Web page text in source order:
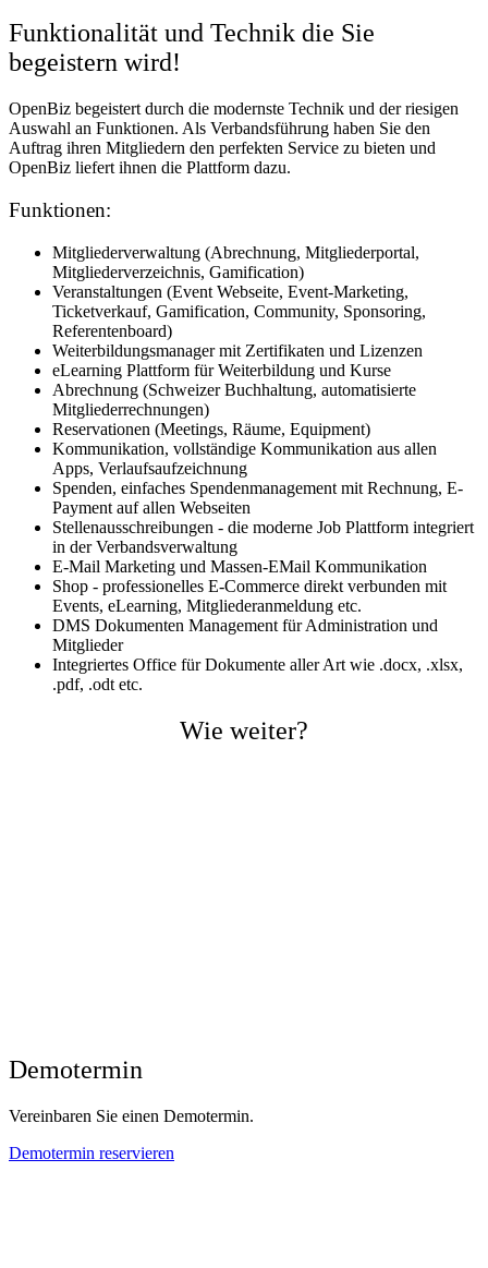
Funktionalität und Technik die Sie
begeistern wird!
OpenBiz begeistert durch die modernste Technik und der riesigen
Auswahl an Funktionen. Als Verbandsführung haben Sie den
Auftrag ihren Mitgliedern den perfekten Service zu bieten und
OpenBiz liefert ihnen die Plattform dazu.
Funktionen:
Mitgliederverwaltung (Abrechnung, Mitgliederportal,
Mitgliederverzeichnis, Gamification)
Veranstaltungen (Event Webseite, Event-Marketing,
Ticketverkauf, Gamification, Community, Sponsoring,
Referentenboard)
Weiterbildungsmanager mit Zertifikaten und Lizenzen
eLearning Plattform für Weiterbildung und Kurse
Abrechnung (Schweizer Buchhaltung, automatisierte
Mitgliederrechnungen)
Reservationen (Meetings, Räume, Equipment)
Kommunikation, vollständige Kommunikation aus allen
Apps, Verlaufsaufzeichnung
Spenden, einfaches Spendenmanagement mit Rechnung, E-
Payment auf allen Webseiten
Stellenausschreibungen - die moderne Job Plattform integriert
in der Verbandsverwaltung
E-Mail Marketing und Massen-EMail Kommunikation
Shop - professionelles E-Commerce direkt verbunden mit
Events, eLearning, Mitgliederanmeldung etc.
DMS Dokumenten Management für Administration und
Mitglieder
Integriertes Office für Dokumente aller Art wie .docx, .xlsx,
.pdf, .odt etc.
Wie weiter?
Demotermin
Vereinbaren Sie einen Demotermin.
Demotermin reservieren​